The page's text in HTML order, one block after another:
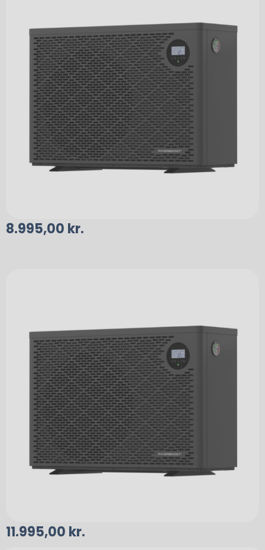
8.995,00 kr.
11.995,00 kr.